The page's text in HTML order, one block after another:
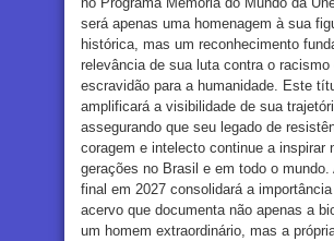
será apenas uma homenagem à sua
histórica, mas um reconhecimento
relevância de sua luta contra o racismo
escravidão para a humanidade. Este
amplificará a visibilidade de sua
assegurando que seu legado de
coragem e intelecto continue a inspirar
gerações no Brasil e em todo o mundo.
final em 2027 consolidará a
acervo que documenta não apenas a
um homem extraordinário, mas a